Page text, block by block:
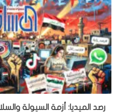
رصد الميديا: أزمة السيولة